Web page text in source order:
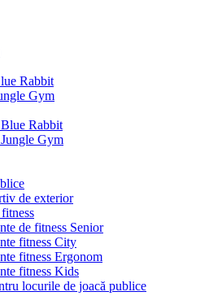
Rabbit
Gym
Rabbit
Gym
de exterior
de fitness Senior
fitness City
fitness Ergonom
fitness Kids
locurile de joacă publice